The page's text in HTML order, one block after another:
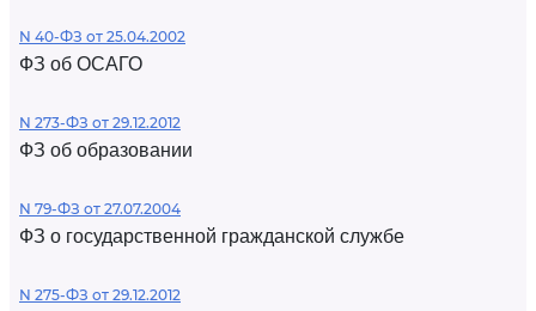
N 40-ФЗ от 25.04.2002
ФЗ об ОСАГО
N 273-ФЗ от 29.12.2012
ФЗ об образовании
N 79-ФЗ от 27.07.2004
ФЗ о государственной гражданской службе
N 275-ФЗ от 29.12.2012